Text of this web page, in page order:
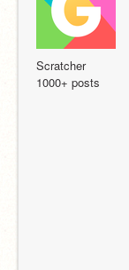
Scratcher
1000+ posts